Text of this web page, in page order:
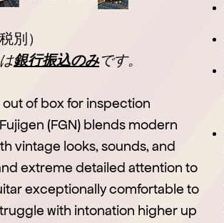
別）
銀行振込のみです。
of box for inspection
(FGN) blends modern
vintage looks, sounds, and
extreme detailed attention to
exceptionally comfortable to
with intonation higher up